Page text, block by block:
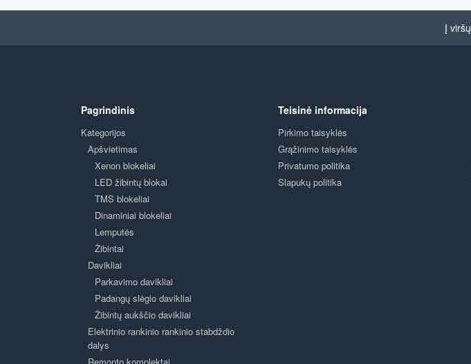
Į viršų
Pagrindinis
Kategorijos
Apšvietimas
Xenon blokeliai
LED žibintų blokai
TMS blokeliai
Dinaminiai blokeliai
Lemputės
Žibintai
Davikliai
Parkavimo davikliai
Padangų slėgio davikliai
Žibintų aukščio davikliai
Elektrinio rankinio rankinio stabdždio
dalys
Teisinė informacija
Pirkimo taisyklės
Grąžinimo taisyklės
Privatumo politika
Slapukų politika